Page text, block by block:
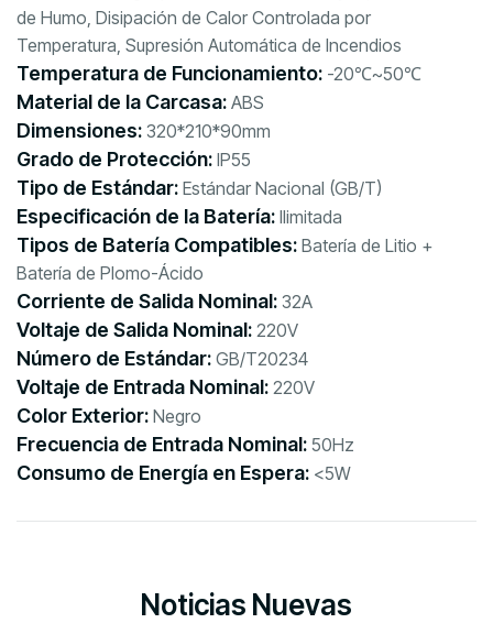
de Humo, Disipación de Calor Controlada por
Temperatura, Supresión Automática de Incendios
Temperatura de Funcionamiento: -20℃~50℃
Material de la Carcasa: ABS
Dimensiones: 320*210*90mm
Grado de Protección: IP55
Tipo de Estándar: Estándar Nacional (GB/T)
Especificación de la Batería: Ilimitada
Tipos de Batería Compatibles: Batería de Litio +
Batería de Plomo-Ácido
Corriente de Salida Nominal: 32A
Voltaje de Salida Nominal: 220V
Número de Estándar: GB/T20234
Voltaje de Entrada Nominal: 220V
Color Exterior: Negro
Frecuencia de Entrada Nominal: 50Hz
Consumo de Energía en Espera: <5W
Noticias Nuevas